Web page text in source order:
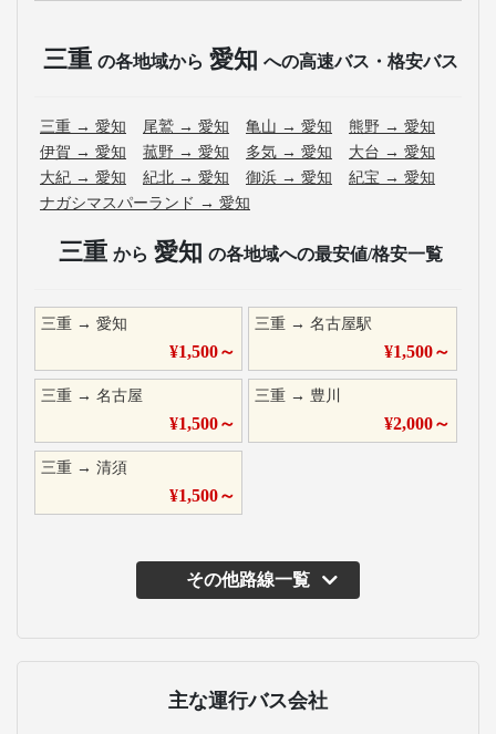
三重 の各地域から 愛知 への高速バス・格安バス
三重 → 愛知 尾鷲 → 愛知 亀山 → 愛知 熊野 → 愛知
伊賀 → 愛知 菰野 → 愛知 多気 → 愛知 大台 → 愛知
大紀 → 愛知 紀北 → 愛知 御浜 → 愛知 紀宝 → 愛知
ナガシマスパーランド → 愛知
三重 から 愛知 の各地域への最安値/格安一覧
三重 → 愛知
¥1,500～
三重 →名古屋駅
¥1,500～
三重 → 名古屋
¥1,500～
三重 → 豊川
¥2,000～
三重 → 清須
¥1,500～
その他路線一覧
主な運行バス会社